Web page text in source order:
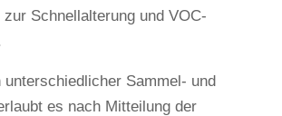
Schnellalterung und VOC-
unterschiedlicher Sammel- und
es nach Mitteilung der